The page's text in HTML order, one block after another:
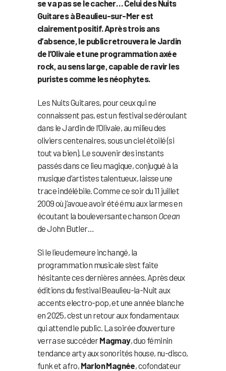
se va pas se le cacher… Celui des Nuits
Guitares à Beaulieu-sur-Mer est
clairement positif. Après trois ans
d’absence, le public retrouvera le Jardin
de l’Olivaie et une programmation axée
rock, au sens large, capable de ravir les
puristes comme les néophytes.
Les Nuits Guitares, pour ceux qui ne
connaissent pas, est un festival se déroulant
dans le Jardin de l’Olivaie, au milieu des
oliviers centenaires, sous un ciel étoilé (si
tout va bien). Le souvenir des instants
passés dans ce lieu magique, conjugué à la
musique d’artistes talentueux, laisse une
trace indélébile. Comme ce soir du 11 juillet
2009 où j’avoue avoir été ému aux larmes en
écoutant la bouleversante chanson Ocean
de John Butler…
Si le lieu demeure inchangé, la
programmation musicale s’est faite
hésitante ces dernières années. Après deux
éditions du festival Beaulieu-la-Nuit aux
accents electro-pop, et une année blanche
en 2025, c’est un retour aux fondamentaux
qui attend le public. La soirée d’ouverture
verra se succéderMagmay, duo féminin
tendance arty aux sonorités house, nu-disco,
funk et afro, Marlon Magnée, cofondateur